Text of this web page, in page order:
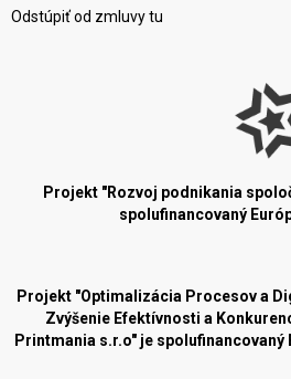
Odstúpiť od zmluvy tu
Projekt "Rozvoj podnikania
spolufinancovaný
Projekt "Optimalizácia Procesov a
Zvýšenie Efektívnosti a
Printmania s.r.o" je spolufinancovaný